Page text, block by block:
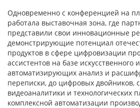
Одновременно с конференцией на
работала выставочная зона, где
представили свои инновационные
демонстрирующие потенциал
продуктов в сфере цифровизации
ассистентов на базе искусственного
автоматизирующих анализ и
переписки, до цифровых двойников,
видеоаналитики и технологических
комплексной автоматизации